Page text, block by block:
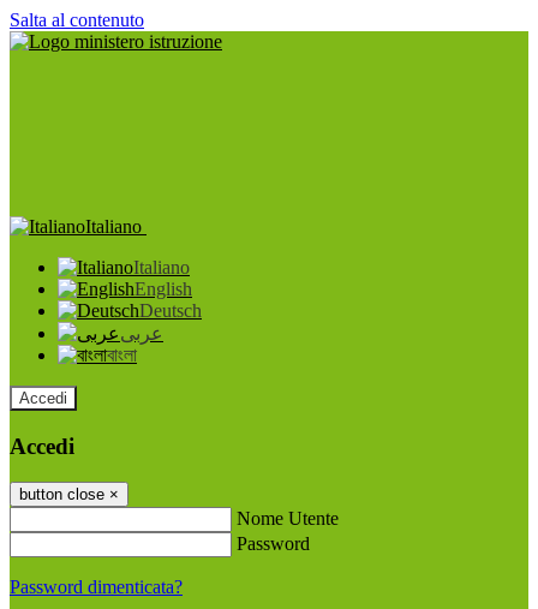
Salta al contenuto
Italiano
Italiano
English
Deutsch
عربى
বাংলা
Accedi
Accedi
button close ×
Nome Utente
Password
Password dimenticata?